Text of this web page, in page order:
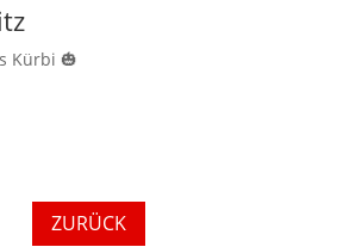
Kürbi 🎃
ZURÜCK